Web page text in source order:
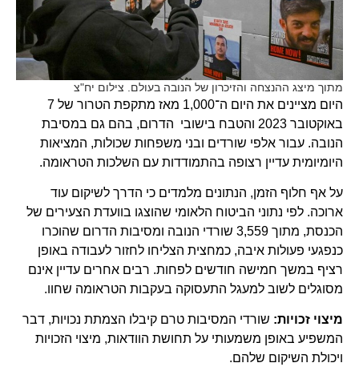
מתוך מיצג ההנצחה והזיכרון של הנובה בעולם. צילום יח"צ
היום מציינים את היום ה־1,000 מאז מתקפת הטרור של 7
באוקטובר 2023 והטבח בישובי הדרום, בהם גם במסיבת
הנובה. עבור אלפי שורדים ובני משפחות שכולות, המציאות
היומיומית עדיין רצופה בהתמודדות עם השלכות הטראומה.
על אף חלוף הזמן, הנתונים מלמדים כי הדרך לשיקום עוד
ארוכה. לפי נתוני הביטוח הלאומי שהוצגו בוועדת הצעירים של
הכנסת, מתוך 3,559 שורדי הנובה ומסיבות הדרום שהוכרו
כנפגעי פעולות איבה, כמחצית הצליחו לחזור לעבודה באופן
רציף במשך חמישה חודשים לפחות. רבים אחרים עדיין אינם
מסוגלים לשוב למעגל התעסוקה בעקבות הטראומה שחוו.
מיצוי זכויות:שורדי המסיבות טרם קיבלו הצמתת נכויות, דבר
המשפיע באופן משמעותי על תחושת הוודאות, מיצוי הזכויות
ויכולת השיקום שלהם.